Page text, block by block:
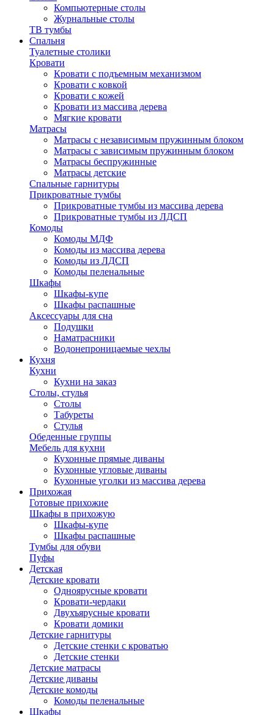
Компьютерные столы
Журнальные столы
ТВ тумбы
Спальня
Туалетные столики
Кровати
Кровати с подъемным механизмом
Кровати с ковкой
Кровати с кожей
Кровати из массива дерева
Мягкие кровати
Матрасы
Матрасы с независимым пружинным блоком
Матрасы с зависимым пружинным блоком
Матрасы беспружинные
Матрасы детские
Спальные гарнитуры
Прикроватные тумбы
Прикроватные тумбы из массива дерева
Прикроватные тумбы из ЛДСП
Комоды
Комоды МДФ
Комоды из массива дерева
Комоды из ЛДСП
Комоды пеленальные
Шкафы
Шкафы-купе
Шкафы распашные
Аксессуары для сна
Подушки
Наматрасники
Водонепроницаемые чехлы
Кухня
Кухни
Кухни на заказ
Столы, стулья
Столы
Табуреты
Стулья
Обеденные группы
Мебель для кухни
Кухонные прямые диваны
Кухонные угловые диваны
Кухонные уголки из массива дерева
Прихожая
Готовые прихожие
Шкафы в прихожую
Шкафы-купе
Шкафы распашные
Тумбы для обуви
Пуфы
Детская
Детские кровати
Одноярусные кровати
Кровати-чердаки
Двухъярусные кровати
Кровати домики
Детские гарнитуры
Детские стенки с кроватью
Детские стенки
Детские матрасы
Детские диваны
Детские комоды
Комоды пеленальные
Шкафы